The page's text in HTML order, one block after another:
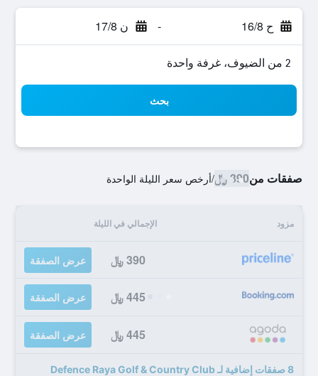
ح 16/8 - ن 17/8
2 من الضيوف، غرفة واحدة
بحث
صفقات من390 ﷼ /أرخص سعر الليلة الواحدة
مزود الإجمالي في الليلة
390 ﷼ عرض الصفقة
445 ﷼ عرض الصفقة
445 ﷼ عرض الصفقة
8 صفقات إضافية لـ Defence Raya Golf & Country Club